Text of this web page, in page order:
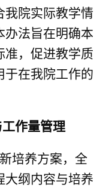
我院实际教学情
办法旨在明确本
准，促进教学质
于在我院工作的
作量管理
培养方案，全
大纲内容与培养